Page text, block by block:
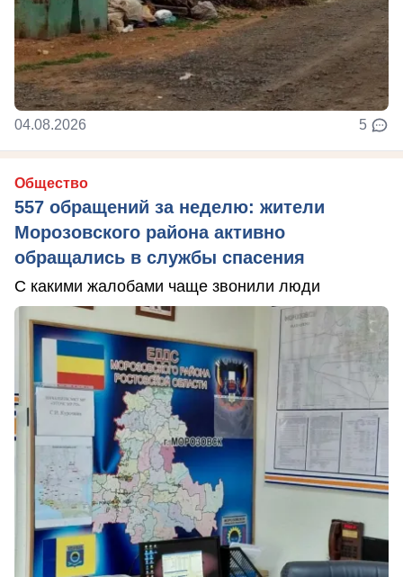
04.08.2026 5
Общество
557 обращений за неделю: жители
Морозовского района активно
обращались в службы спасения
С какими жалобами чаще звонили люди